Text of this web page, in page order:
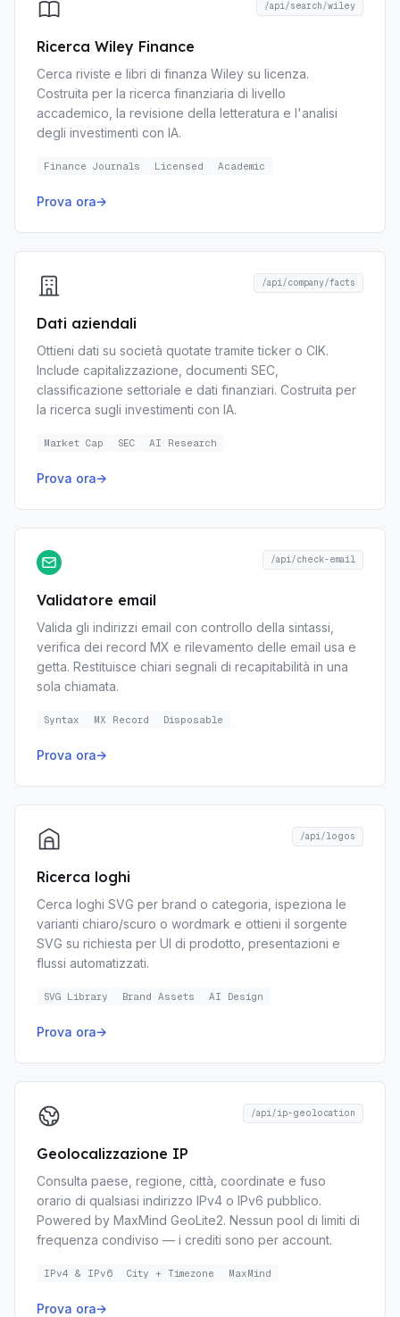
/api/search/wiley
Ricerca Wiley Finance
Cerca riviste e libri di finanza Wiley su licenza.
Costruita per la ricerca finanziaria di livello
accademico, la revisione della letteratura e l'analisi
degli investimenti con IA.
Finance Journals Licensed Academic
Prova ora→
/api/company/facts
Dati aziendali
Ottieni dati su società quotate tramite ticker o CIK.
Include capitalizzazione, documenti SEC,
classificazione settoriale e dati finanziari. Costruita per
la ricerca sugli investimenti con IA.
Market Cap SEC AI Research
Prova ora→
/api/check-email
Validatore email
Valida gli indirizzi email con controllo della sintassi,
verifica dei record MX e rilevamento delle email usa e
getta. Restituisce chiari segnali di recapitabilità in una
sola chiamata.
Syntax MX Record Disposable
Prova ora→
/api/logos
Ricerca loghi
Cerca loghi SVG per brand o categoria, ispeziona le
varianti chiaro/scuro o wordmark e ottieni il sorgente
SVG su richiesta per UI di prodotto, presentazioni e
flussi automatizzati.
SVG Library Brand Assets AI Design
Prova ora→
/api/ip-geolocation
Geolocalizzazione IP
Consulta paese, regione, città, coordinate e fuso
orario di qualsiasi indirizzo IPv4 o IPv6 pubblico.
Powered by MaxMind GeoLite2. Nessun pool di limiti di
frequenza condiviso — i crediti sono per account.
IPv4 & IPv6 City + Timezone MaxMind
Prova ora→